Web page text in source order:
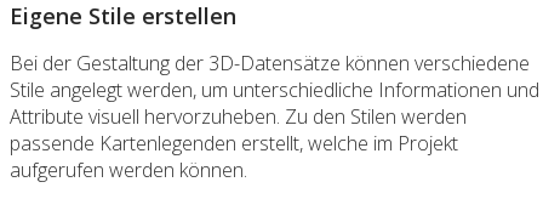
Eigene Stile erstellen
Bei der Gestaltung der 3D-Datensätze können verschiedene
Stile angelegt werden, um unterschiedliche Informationen und
Attribute visuell hervorzuheben. Zu den Stilen werden
passende Kartenlegenden erstellt, welche im Projekt
aufgerufen werden können.